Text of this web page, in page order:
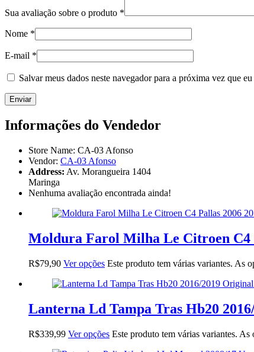
Sua avaliação sobre o produto *
Nome *
E-mail *
Salvar meus dados neste navegador para a próxima vez que eu
Informações do Vendedor
Store Name: CA-03 Afonso
Vendor: CA-03 Afonso
Address: Av. Morangueira 1404
Maringa
Nenhuma avaliação encontrada ainda!
Moldura Farol Milha Le Citroen C4
R$79,90 Ver opções Este produto tem várias variantes. As
Lanterna Ld Tampa Tras Hb20
R$339,99 Ver opções Este produto tem várias variantes.